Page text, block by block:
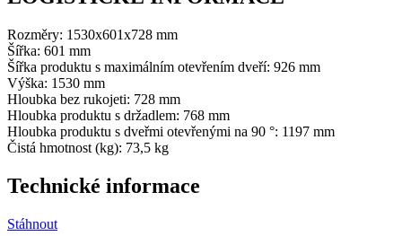
Rozměry: 1530x601x728 mm
Šířka: 601 mm
Šířka produktu s maximálním otevřením dveří: 926 mm
Výška: 1530 mm
Hloubka bez rukojeti: 728 mm
Hloubka produktu s držadlem: 768 mm
Hloubka produktu s dveřmi otevřenými na 90 °: 1197 mm
Čistá hmotnost (kg): 73,5 kg
Technické informace
Stáhnout